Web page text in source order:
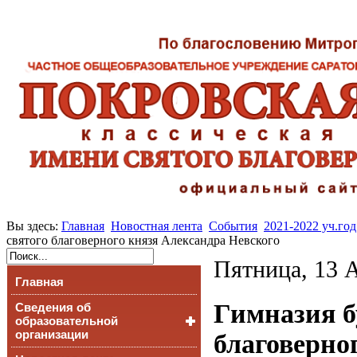
Вы здесь: Главная Новостная лента События 2021-2022 уч.год
святого благоверного князя Александра Невского
Главная
Сведения об
образовательной
организации
Пятница, 13
Гимназия